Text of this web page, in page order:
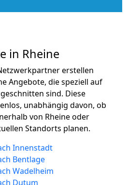
in Rheine
erstellen
Angebote, die speziell auf
sind. Diese
unabhängig davon, ob
von Rheine oder
Standorts planen.
Innenstadt
Bentlage
Wadelheim
Dutum